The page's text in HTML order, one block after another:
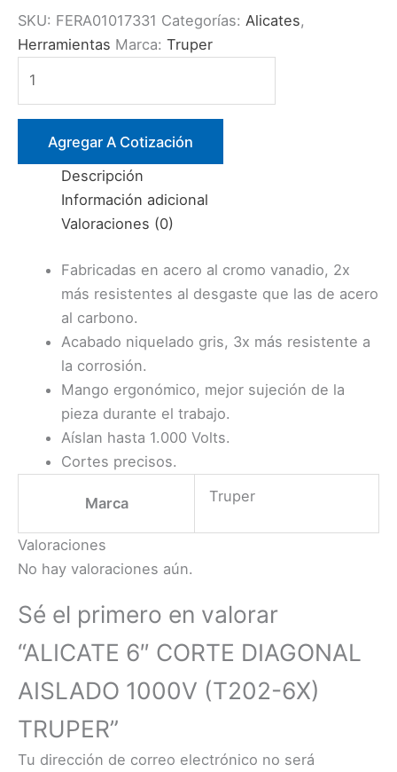
SKU: FERA01017331 Categorías: Alicates,
Herramientas Marca: Truper
CORTE
DIAGONAL
AISLADO
Agregar A Cotización
Descripción
Información adicional
Valoraciones (0)
Fabricadas en acero al cromo vanadio, 2x
más resistentes al desgaste que las de acero
al carbono.
Acabado niquelado gris, 3x más resistente a
la corrosión.
Mango ergonómico, mejor sujeción de la
pieza durante el trabajo.
Aíslan hasta 1.000 Volts.
Cortes precisos.
Marca Truper
Valoraciones
No hay valoraciones aún.
Sé el primero en valorar
“ALICATE 6″ CORTE DIAGONAL
AISLADO 1000V (T202-6X)
TRUPER”
Tu dirección de correo electrónico no será